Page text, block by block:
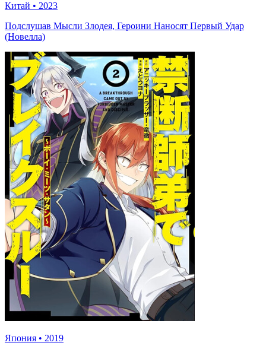
Китай • 2023
Подслушав Мысли Злодея, Героини Наносят Первый Удар
(Новелла)
Япония • 2019